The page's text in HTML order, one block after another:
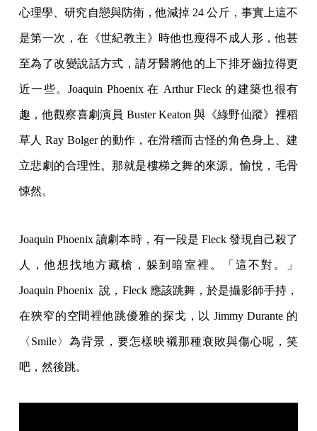
心理學、研究自戀與防衛，他減掉 24 公斤，事實上這不
是第一次，在《世紀教主》時他也瘦得不成人形，他甚
至為了改變說話方式，請牙醫將他的上下排牙齒拉得更
近一些。Joaquin Phoenix 在 Arthur Fleck 的建築也很有
趣，他觀察喜劇演員 Buster Keaton 與《綠野仙蹤》裡稻
草人 Ray Bolger 的動作，在滑稽而古怪的角色身上、建
立悲劇的合理性。那就是樓梯之舞的來源。愉悅，毛骨
悚然。
Joaquin Phoenix 讀劇本時，有一段是 Fleck 發現自己殺了
人，他想找地方藏槍，躲到暗室裡。「這不對。」
Joaquin Phoenix 說，Fleck 應該跳舞，於是攝影師手持，
在狹窄的空間裡他跳優雅的探戈，以 Jimmy Durante 的
〈Smile〉為背景，要怎樣映襯那種衰敗與傷心呢，笑
吧，然後跳。